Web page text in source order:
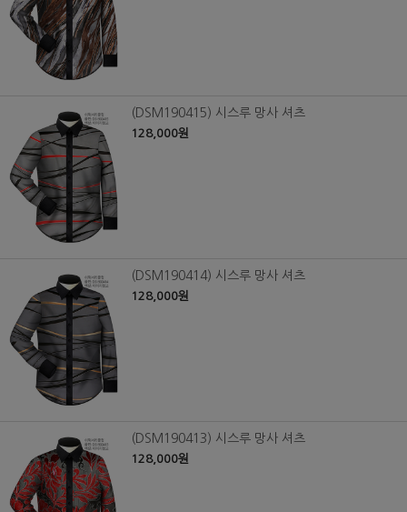
(DSM190415) 시스루 망사 셔츠
128,000원
(DSM190414) 시스루 망사 셔츠
128,000원
(DSM190413) 시스루 망사 셔츠
128,000원